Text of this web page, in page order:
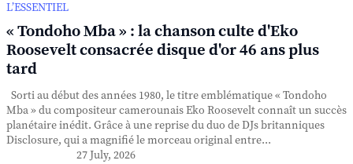
L’ESSENTIEL
« Tondoho Mba » : la chanson culte d'Eko
Roosevelt consacrée disque d'or 46 ans plus
tard
Sorti au début des années 1980, le titre emblématique « Tondoho
Mba » du compositeur camerounais Eko Roosevelt connaît un succès
planétaire inédit. Grâce à une reprise du duo de DJs britanniques
Disclosure, qui a magnifié le morceau original entre...
27 July, 2026